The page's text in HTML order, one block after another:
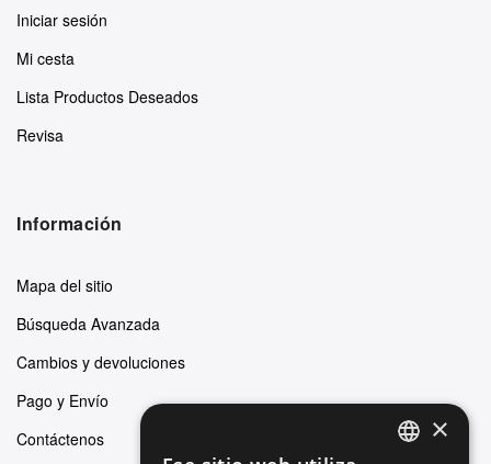
Iniciar sesión
Mi cesta
Lista Productos Deseados
Revisa
Información
Mapa del sitio
Búsqueda Avanzada
Cambios y devoluciones
Pago y Envío
Contáctenos
×